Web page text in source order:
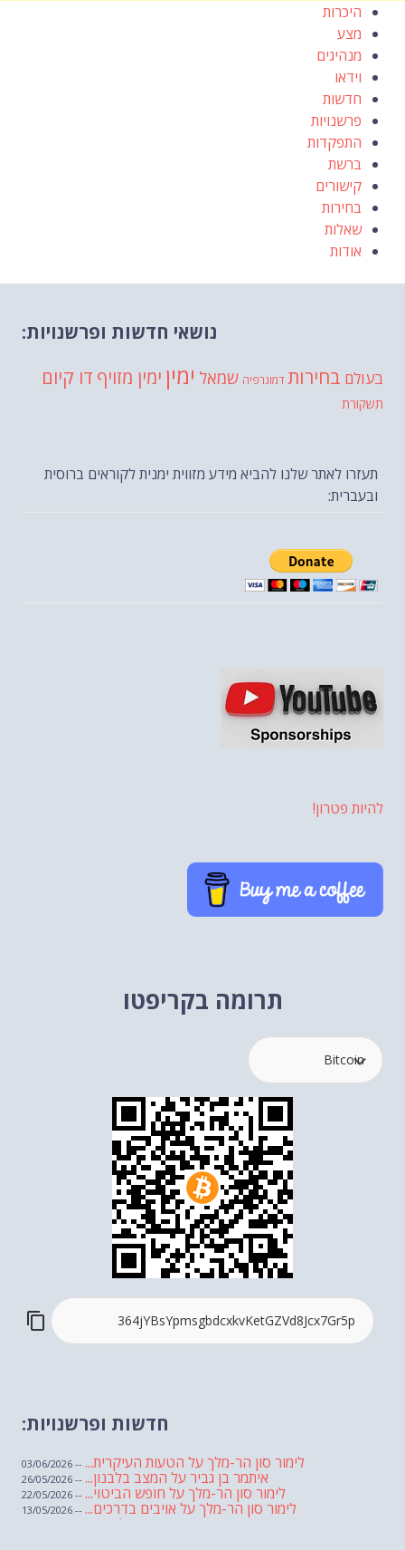
היכרות
מצע
מנהיגים
וידאו
חדשות
פרשנויות
התפקדות
ברשת
קישורים
בחירות
שאלות
אודות
נושאי חדשות ופרשנויות:
בעולם בחירות דמוגרפיה שמאל ימין ימין מזויף דו קיום
תשקורת
תעזרו לאתר שלנו להביא מידע מזווית ימנית לקוראים ברוסית
ובעברית:
להיות פטרון!
תרומה בקריפטו
חדשות ופרשנויות:
לימור סון הר-מלך על הטעות העיקרית... -- 03/06/2026
איתמר בן גביר על המצב בלבנון... -- 26/05/2026
לימור סון הר-מלך על חופש הביטוי... -- 22/05/2026
לימור סון הר-מלך על אויבים בדרכים... -- 13/05/2026
שבועת אמונים לדעאש